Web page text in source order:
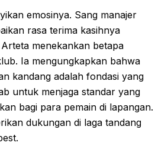
emosinya. Sang manajer
rasa terima kasihnya
menekankan betapa
Ia mengungkapkan bahwa
kandang adalah fondasi yang
untuk menjaga standar yang
bagi para pemain di lapangan.
dukungan di laga tandang